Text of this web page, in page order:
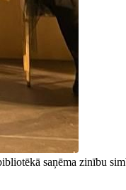
saņēma zinību